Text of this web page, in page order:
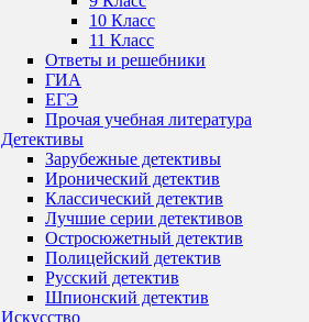
10 Класс
11 Класс
Ответы и решебники
ГИА
ЕГЭ
Прочая учебная литература
Детективы
Зарубежные детективы
Иронический детектив
Классический детектив
Лучшие серии детективов
Остросюжетный детектив
Полицейский детектив
Русский детектив
Шпионский детектив
Искусство